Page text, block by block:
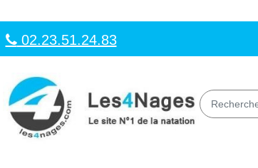
02.23.51.24.83